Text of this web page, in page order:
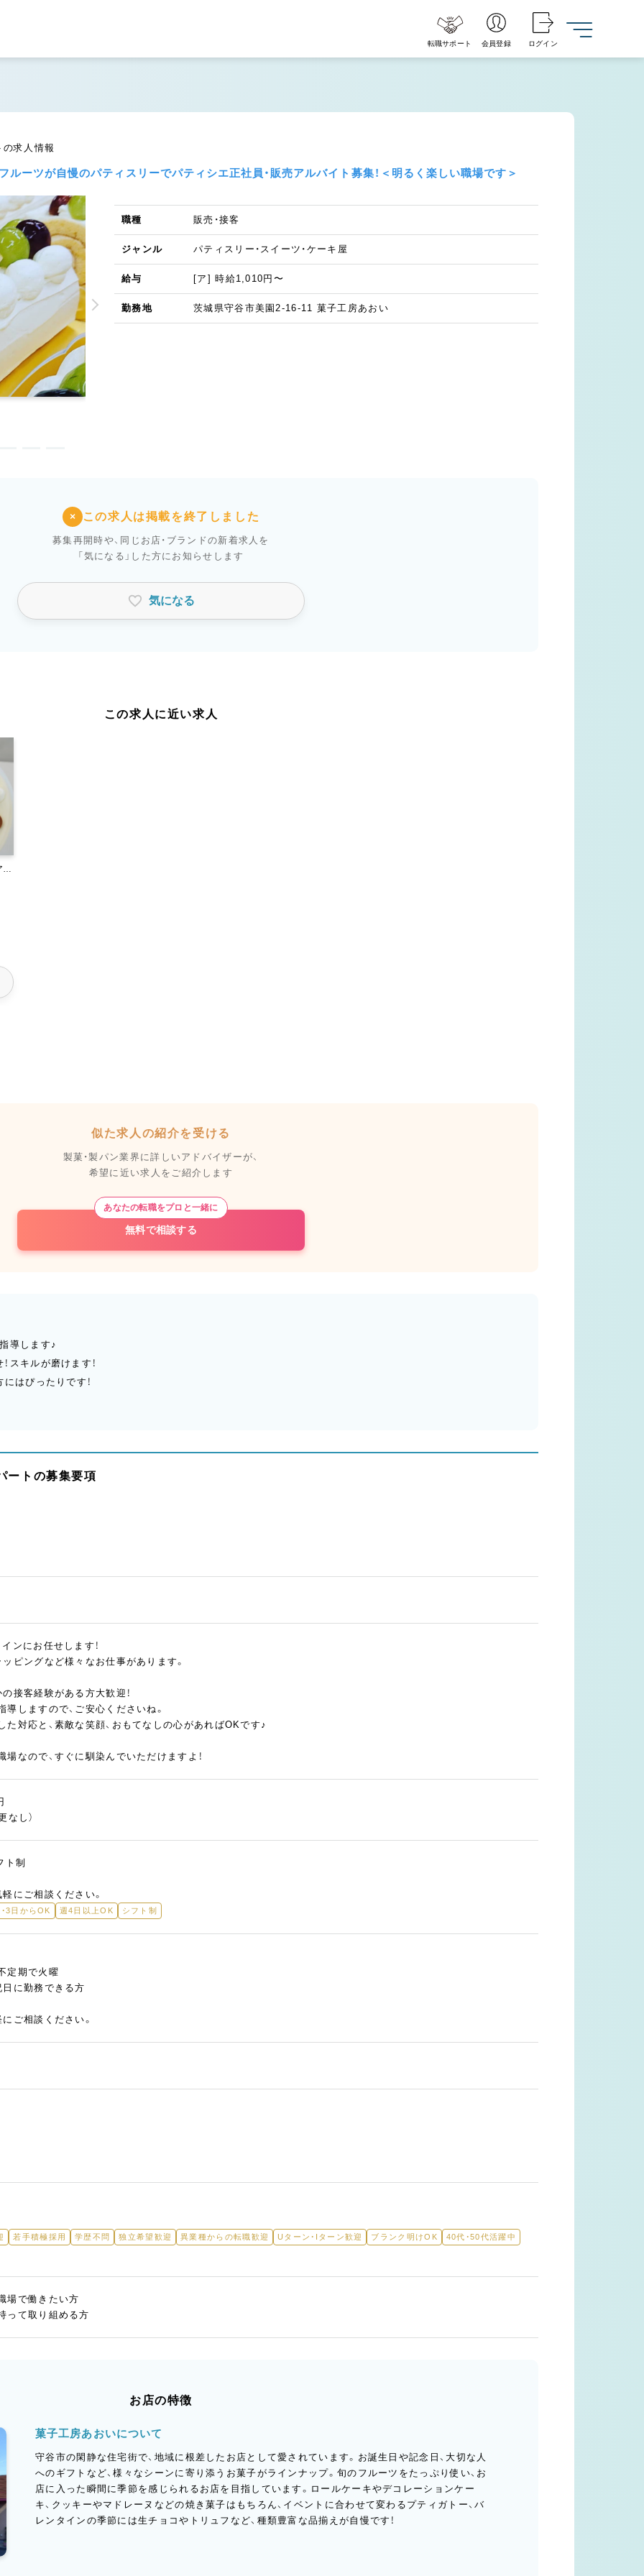
転職サポート 会員登録 ログイン
の求人情報
ーツが自慢のパティスリーでパティシエ正社員・販売アルバイト募集！＜明るく楽しい職場です＞
職種 販売・接客
ジャンル パティスリー・スイーツ・ケーキ屋
給与 [ア] 時給1,010円〜
勤務地 茨城県守谷市美園2-16-11 菓子工房あおい
× この求人は掲載を終了しました
募集再開時や、同じお店・ブランドの新着求人を
「気になる」した方にお知らせします
気になる
この求人に近い求人
似た求人の紹介を受ける
製菓・製パン業界に詳しいアドバイザーが、
希望に近い求人をご紹介します
あなたの転職をプロと一緒に
無料で相談する
導します♪
スキルが磨けます！
はぴったりです！
ートの募集要項
ンにお任せします！
ピングなど様々なお仕事があります。
接客経験がある方大歓迎！
しますので、ご安心くださいね。
た対応と、素敵な笑顔、おもてなしの心があればOKです♪
なので、すぐに馴染んでいただけますよ！
なし）
ト制
にご相談ください。
3日からOK 週4日以上OK シフト制
定期で火曜
日に勤務できる方
ご相談ください。
若手積極採用 学歴不問 独立希望歓迎 異業種からの転職歓迎 Uターン・Iターン歓迎 ブランク明けOK 40代・50代活躍中
場で働きたい方
って取り組める方
お店の特徴
菓子工房あおいについて
守谷市の閑静な住宅街で、地域に根差したお店として愛されています。お誕生日や記念日、大切な人
へのギフトなど、様々なシーンに寄り添うお菓子がラインナップ。旬のフルーツをたっぷり使い、お
店に入った瞬間に季節を感じられるお店を目指しています。ロールケーキやデコレーションケー
キ、クッキーやマドレーヌなどの焼き菓子はもちろん、イベントに合わせて変わるプティガトー、バ
レンタインの季節には生チョコやトリュフなど、種類豊富な品揃えが自慢です！